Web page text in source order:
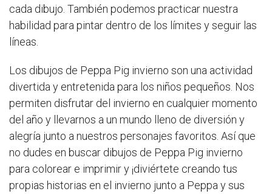
cada dibujo. También podemos practicar nuestra
habilidad para pintar dentro de los límites y seguir las
líneas.
Los dibujos de Peppa Pig invierno son una actividad
divertida y entretenida para los niños pequeños. Nos
permiten disfrutar del invierno en cualquier momento
del año y llevarnos a un mundo lleno de diversión y
alegría junto a nuestros personajes favoritos. Así que
no dudes en buscar dibujos de Peppa Pig invierno
para colorear e imprimir y ¡diviértete creando tus
propias historias en el invierno junto a Peppa y sus